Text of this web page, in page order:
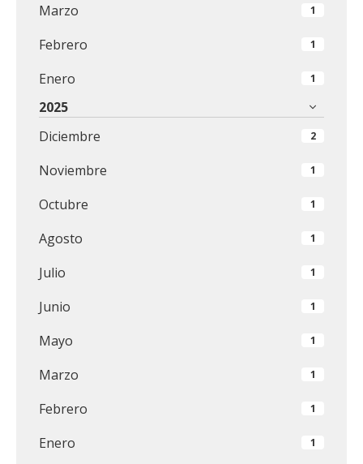
Marzo 1
Febrero 1
Enero 1
2025
Diciembre
2
Noviembre 1
Octubre 1
Agosto 1
Julio 1
Junio 1
Mayo 1
Marzo 1
Febrero 1
Enero 1